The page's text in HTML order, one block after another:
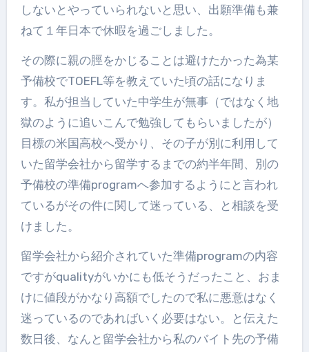
しないとやっていられないと思い、出願準備も兼
ねて１年日本で休暇を過ごしました。
その際に親の脛をかじることは避けたかった為某
予備校でTOEFL等を教えていた頃の話になりま
す。私が担当していた中学生が無事（ではなく地
獄のように追いこんで勉強してもらいましたが）
目標の米国高校へ受かり、その子が別に利用して
いた留学会社から留学するまでの約半年間、別の
予備校の準備programへ参加するようにと言われ
ているがその件に関して迷っている、と相談を受
けました。
留学会社から紹介されていた準備programの内容
ですがqualityがいかにも低そうだったこと、おま
けに値段がかなり高額でしたので私に悪意はなく
迷っているのであればいく必要はない。と伝えた
数日後、なんと留学会社から私のバイト先の予備